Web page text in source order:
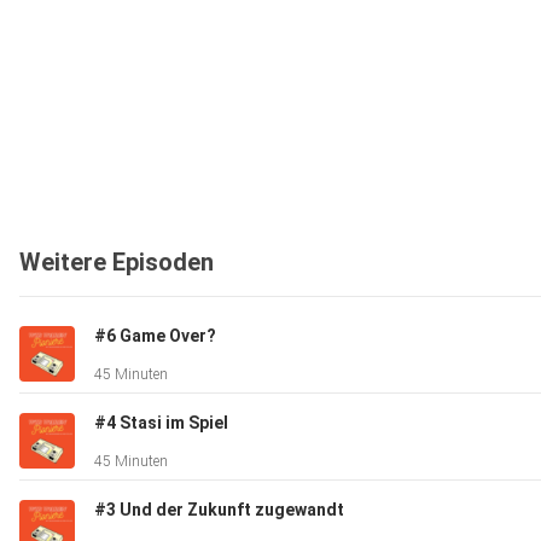
Weitere Episoden
#6 Game Over?
45 Minuten
#4 Stasi im Spiel
45 Minuten
#3 Und der Zukunft zugewandt